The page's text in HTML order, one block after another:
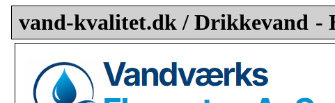
vand-kvalitet.dk / Drikkevand -